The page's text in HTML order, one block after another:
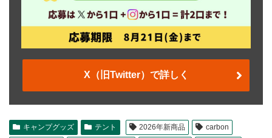
X（旧Twitter）で詳しく
キャンプグッズ テント 2026年新商品
carbon